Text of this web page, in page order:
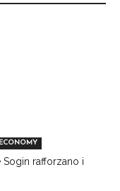
Sogin rafforzano i